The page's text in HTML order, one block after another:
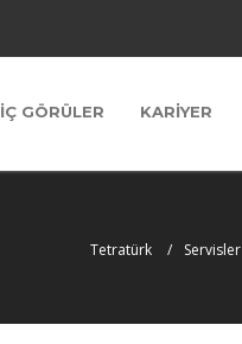
İÇ GÖRÜLER KARİYER
Tetratürk Servisler